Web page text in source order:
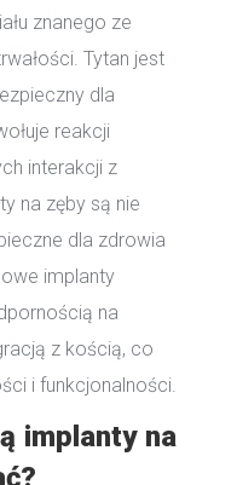
znanego ze
Tytan jest
dla
reakcji
interakcji z
na zęby są nie
dla zdrowia
implanty
na
z kością, co
i funkcjonalności.
implanty na